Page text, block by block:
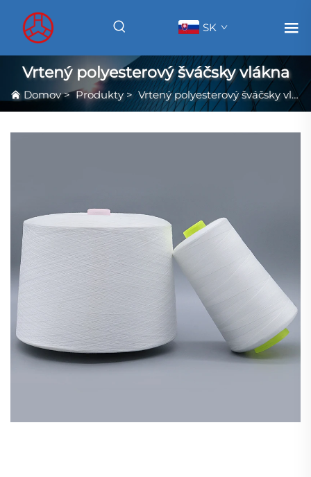
SK
Vrtený polyesterový šváčsky vlákna
Domov>Produkty >Vrtený polyesterový šváčsky vlákna